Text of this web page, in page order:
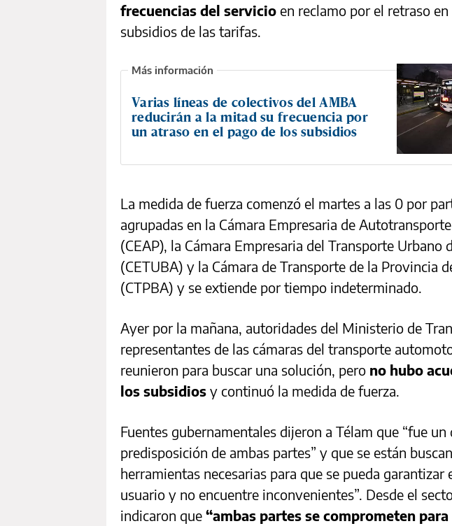
frecuencias del servicio en reclamo por el retraso
subsidios de las tarifas.
Varias líneas de colectivos del AMBA
reducirán a la mitad su frecuencia por
un atraso en el pago de los subsidios
La medida de fuerza comenzó el martes a las 0 por
agrupadas en la Cámara Empresaria de
(CEAP), la Cámara Empresaria del Transporte Urbano
(CETUBA) y la Cámara de Transporte de la Provincia
(CTPBA) y se extiende por tiempo indeterminado.
Ayer por la mañana, autoridades del Ministerio de
representantes de las cámaras del transporte
reunieron para buscar una solución, pero no hubo
los subsidios y continuó la medida de fuerza.
Fuentes gubernamentales dijeron a Télam que “fue
predisposición de ambas partes” y que se están
herramientas necesarias para que se pueda garantizar
usuario y no encuentre inconvenientes”. Desde el
indicaron que “ambas partes se comprometen